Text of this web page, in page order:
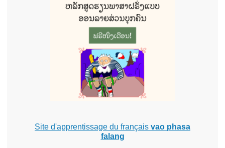
Site d'apprentissage du français vao phasa
falang